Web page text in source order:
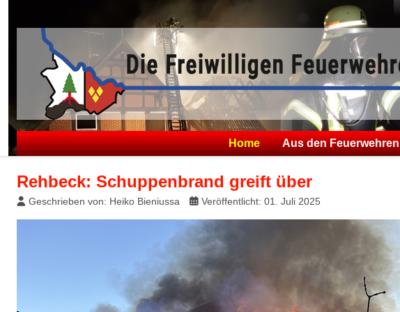
Home Aus den Feuerwehren
Rehbeck: Schuppenbrand greift über
Geschrieben von: Heiko Bieniussa Veröffentlicht: 01. Juli 2025